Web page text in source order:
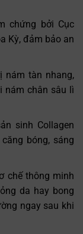
chứng bởi Cục
Kỳ, đảm bảo an
nám tàn nhang,
nám chân sâu lì
sinh Collagen
bóng, sáng
chế thông minh
da hay bong
ngay sau khi